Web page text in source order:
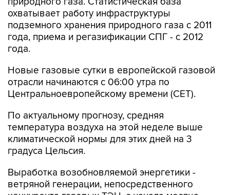
охватывает работу инфраструктуры
подземного хранения природного газа с 2011
года, приема и регазификации СПГ - с 2012
года.
Новые газовые сутки в европейской газовой
отрасли начинаются c 06:00 утра по
Центральноевропейскому времени (CET).
По актуальному прогнозу, средняя
температура воздуха на этой неделе выше
климатической нормы для этих дней на 3
градуса Цельсия.
Выработка возобновляемой энергетики -
ветряной генерации, непосредственного